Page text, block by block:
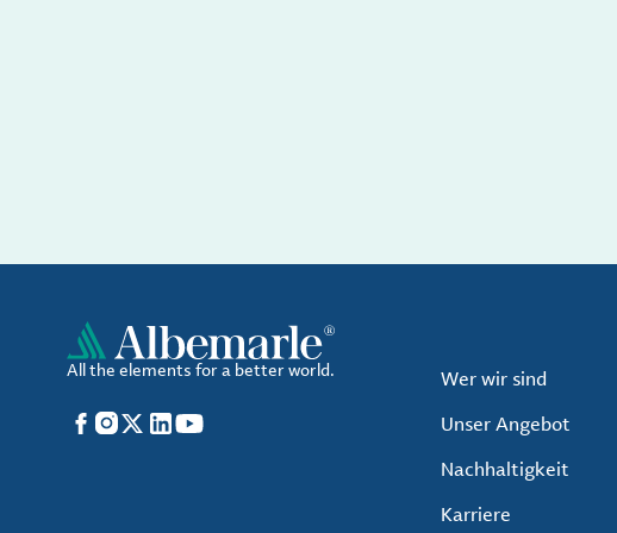
All the elements for a better world.
Facebook
Instagram
X LinkedIn
YouTube
Wer wir sind
Unser Angebot
Nachhaltigkeit
Karriere